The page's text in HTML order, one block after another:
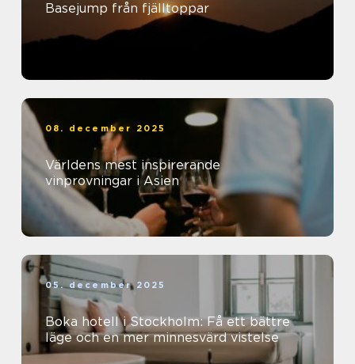
Basejump från fjälltoppar
08. december 2025
Världens mest inspirerande
vinprovningar i Asien
05. december 2025
Boka hotell i Stockholm: Få ett bättre
läge och en mer minnesvärd vistelse